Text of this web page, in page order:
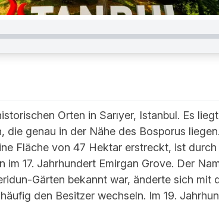
Orten in Sarıyer, Istanbul. Es
die genau in der Nähe des Bosporus
Fläche von 47 Hektar erstreckt, ist
im 17. Jahrhundert Emirgan Grove. Der
Gärten bekannt war, änderte sich mit
den Besitzer wechseln. Im 19.